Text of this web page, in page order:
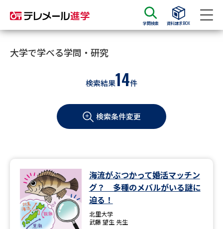
学問検索 資料請求BOX
資料請求
大学・短大の資料種類から請求
学部・学科パンフ
過去問題集
大学・短大以外の資料から請求
専門学校の資料請求 大学院の資料請求
大学で学べる学問・研究
検索結果14件
検索条件変更
海流がぶつかって婚活マッチン
グ？ 多種のメバルがいる謎に
迫る！
北里大学
武藤 望生 先生